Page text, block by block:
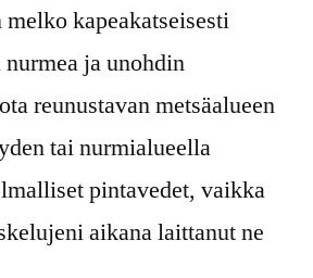
kapeakatseisesti
ja unohdin
reunustavan metsäalueen
tai nurmialueella
pintavedet, vaikka
aikana laittanut ne